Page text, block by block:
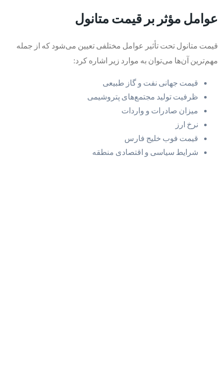
عوامل مؤثر بر قیمت متانول
قیمت متانول تحت تأثیر عوامل مختلفی تعیین می‌شود که از جمله
مهم‌ترین آن‌ها می‌توان به موارد زیر اشاره کرد:
قیمت جهانی نفت و گاز طبیعی
ظرفیت تولید مجتمع‌های پتروشیمی
میزان صادرات و واردات
نرخ ارز
قیمت فوب خلیج فارس
شرایط سیاسی و اقتصادی منطقه